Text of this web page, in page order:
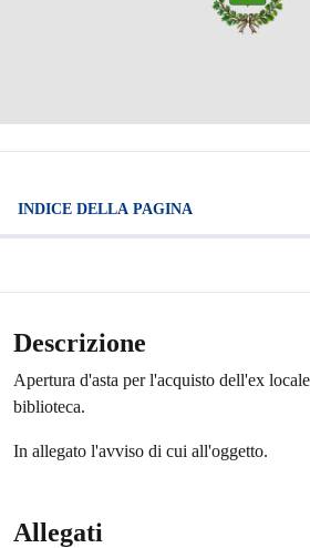
INDICE DELLA PAGINA
Descrizione
Apertura d'asta per l'acquisto dell'ex
biblioteca.
In allegato l'avviso di cui all'oggetto.
Allegati